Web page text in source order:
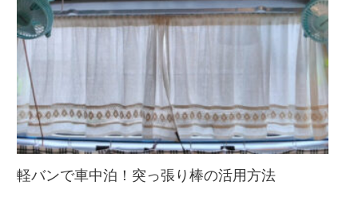
軽バンで車中泊！突っ張り棒の活用方法